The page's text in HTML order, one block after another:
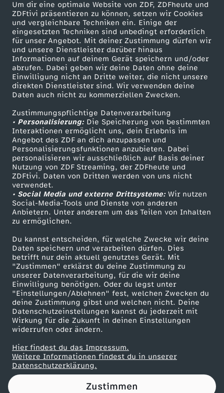
Um dir eine optimale Website von ZDF, ZDFheute und
ZDFtivi präsentieren zu können, setzen wir Cookies
und vergleichbare Techniken ein. Einige der
eingesetzten Techniken sind unbedingt erforderlich
für unser Angebot. Mit deiner Zustimmung dürfen wir
und unsere Dienstleister darüber hinaus
Informationen auf deinem Gerät speichern und/oder
abrufen. Dabei geben wir deine Daten ohne deine
Einwilligung nicht an Dritte weiter, die nicht unsere
direkten Dienstleister sind. Wir verwenden deine
Daten auch nicht zu kommerziellen Zwecken.
Zustimmungspflichtige Datenverarbeitung
• Personalisierung:Die Speicherung von bestimmten
Interaktionen ermöglicht uns, dein Erlebnis im
Angebot des ZDF an dich anzupassen und
Personalisierungsfunktionen anzubieten. Dabei
personalisieren wir ausschließlich auf Basis deiner
Nutzung von ZDF Streaming, der ZDFheute und
ZDFtivi. Daten von Dritten werden von uns nicht
verwendet.
• Social Media und externe Drittsysteme:Wir nutzen
Social-Media-Tools und Dienste von anderen
Anbietern. Unter anderem um das Teilen von Inhalten
zu ermöglichen.
Du kannst entscheiden, für welche Zwecke wir deine
Daten speichern und verarbeiten dürfen. Dies
betrifft nur dein aktuell genutztes Gerät. Mit
"Zustimmen" erklärst du deine Zustimmung zu
unserer Datenverarbeitung, für die wir deine
Einwilligung benötigen. Oder du legst unter
"Einstellungen/Ablehnen" fest, welchen Zwecken du
deine Zustimmung gibst und welchen nicht. Deine
Datenschutzeinstellungen kannst du jederzeit mit
Wirkung für die Zukunft in deinen Einstellungen
widerrufen oder ändern.
Hier findest du das Impressum.
Weitere Informationen findest du in unserer
Datenschutzerklärung.
Zustimmen
a
k
t
-
S
t
a
g
n
a
t
i
o
n
o
d
Mehr ZDF
ZDF-Apps
Smart TV
ZDFtext
Livestreams
Sendungen A-Z
TV-Programm
Service
ZDFmitreden
Kontakt zum ZDF
Tickets
Zuschauerservice
Hilfe
ZDF Unternehmen
Karriere
ZDF goes Schule
Werbefernsehen
Mainzelmännchen
Partner